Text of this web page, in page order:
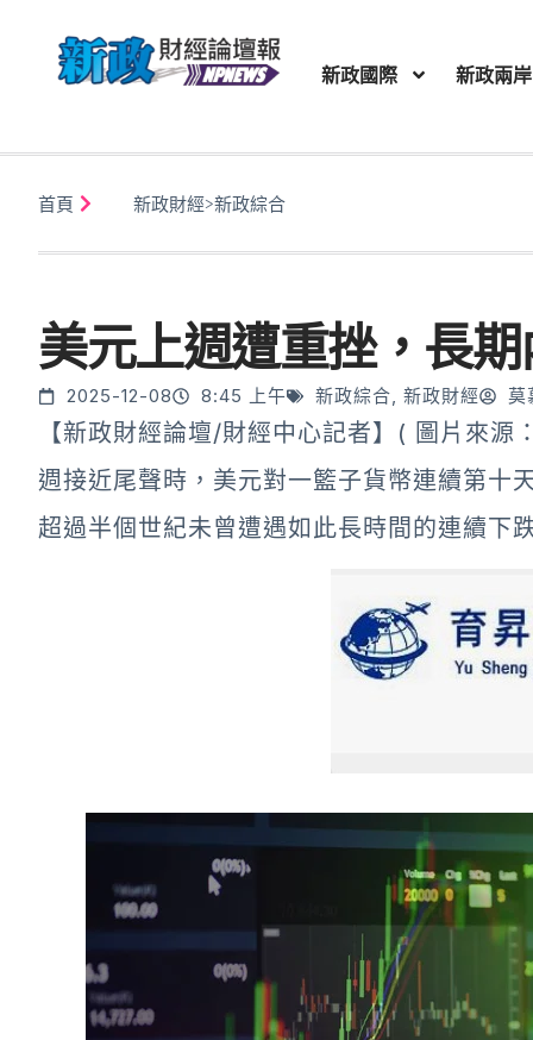
新政國際 新政兩岸
首頁 新政財經>新政綜合
美元上週遭重挫，長
2025-12-08 8:45 上午 新政綜合, 新政財經 莫
【新政財經論壇/財經中心記者】( 圖片來
週接近尾聲時，美元對一籃子貨幣連續第十
超過半個世紀未曾遭遇如此長時間的連續下